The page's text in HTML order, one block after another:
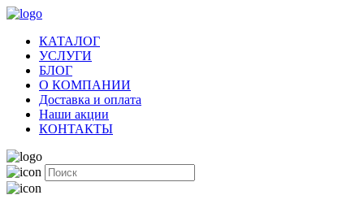
КАТАЛОГ
УСЛУГИ
БЛОГ
О КОМПАНИИ
Доставка и оплата
Наши акции
КОНТАКТЫ